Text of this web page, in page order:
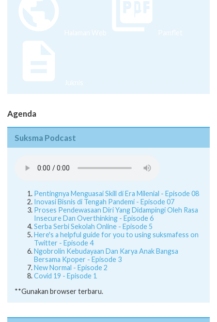
Halaman Web Pamflet
Juknis
Agenda
Suksma Podcast
Pentingnya Menguasai Skill di Era Milenial - Episode 08
Inovasi Bisnis di Tengah Pandemi - Episode 07
Proses Pendewasaan Diri Yang Didampingi Oleh Rasa
Insecure Dan Overthinking - Episode 6
Serba Serbi Sekolah Online - Episode 5
Here's a helpful guide for you to using suksmafess on
Twitter - Episode 4
Ngobrolin Kebudayaan Dan Karya Anak Bangsa
Bersama Kpoper - Episode 3
New Normal - Episode 2
Covid 19 - Episode 1
**Gunakan browser terbaru.